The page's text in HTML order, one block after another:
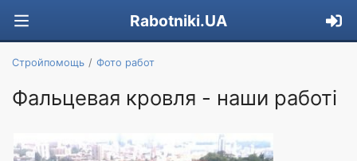
Rabotniki.UA
Стройпомощь Фото работ
Фальцевая кровля - наши работі